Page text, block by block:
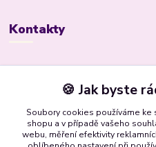
Kontakty
+420 799 506 472
(Po-Pá, 8-16 hod.)
bsbrno@gmail.com
🍪 Jak byste
Soubory cookies používáme
shopu a v případě vašeho
webu, měření efektivity